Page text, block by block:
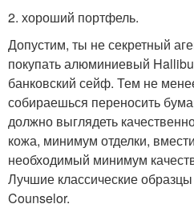
2. хороший портфель.
Допустим, ты не секретный
покупать алюминиевый
банковский сейф. Тем не
собираешься переносить
должно выглядеть
кожа, минимум отделки,
необходимый минимум
Лучшие классические
Counselor.